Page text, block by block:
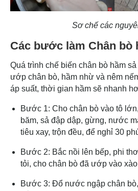
Sơ chế các
Các bước làm Chân bò
Quá trình chế biến chân bò hầm
ướp chân bò, hầm nhừ và nêm
áp suất, thời gian hầm sẽ nhanh
Bước 1: Cho chân bò vào tô
băm, sả đập dập, gừng, nước
tiêu xay, trộn đều, để nghỉ 30
Bước 2: Bắc nồi lên bếp, phi
tỏi, cho chân bò đã ướp vào
Bước 3: Đổ nước ngập chân